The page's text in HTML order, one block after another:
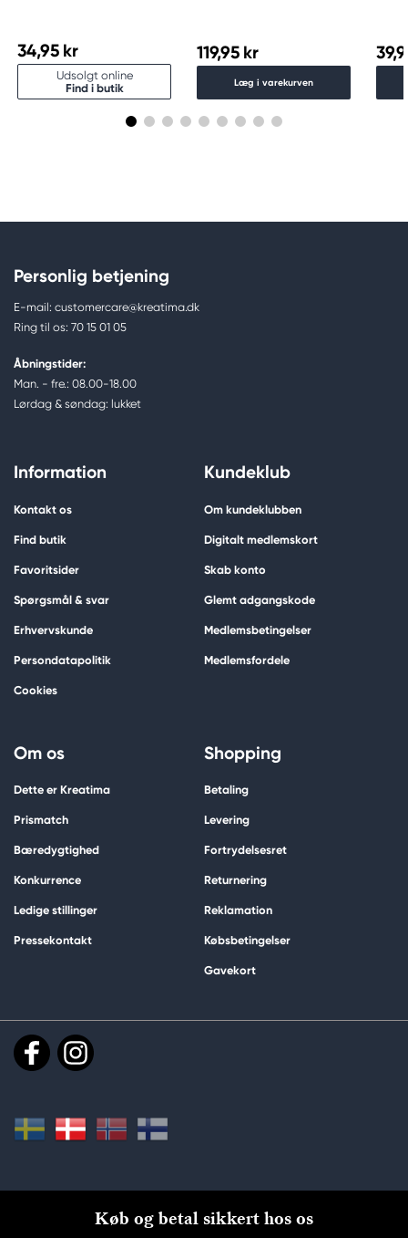
34,95 kr
Udsolgt online
Find i butik
119,95 kr
Læg i varekurven
Personlig betjening
E-mail: customercare@kreatima.dk
Ring til os: 70 15 01 05
Åbningstider:
Man. - fre.: 08.00-18.00
Lørdag & søndag: lukket
Information
Kontakt os
Find butik
Favoritsider
Spørgsmål & svar
Erhvervskunde
Persondatapolitik
Cookies
Kundeklub
Om kundeklubben
Digitalt medlemskort
Skab konto
Glemt adgangskode
Medlemsbetingelser
Medlemsfordele
Om os
Dette er Kreatima
Prismatch
Bæredygtighed
Konkurrence
Ledige stillinger
Pressekontakt
Shopping
Betaling
Levering
Fortrydelsesret
Returnering
Reklamation
Købsbetingelser
Gavekort
Køb og betal sikkert hos os